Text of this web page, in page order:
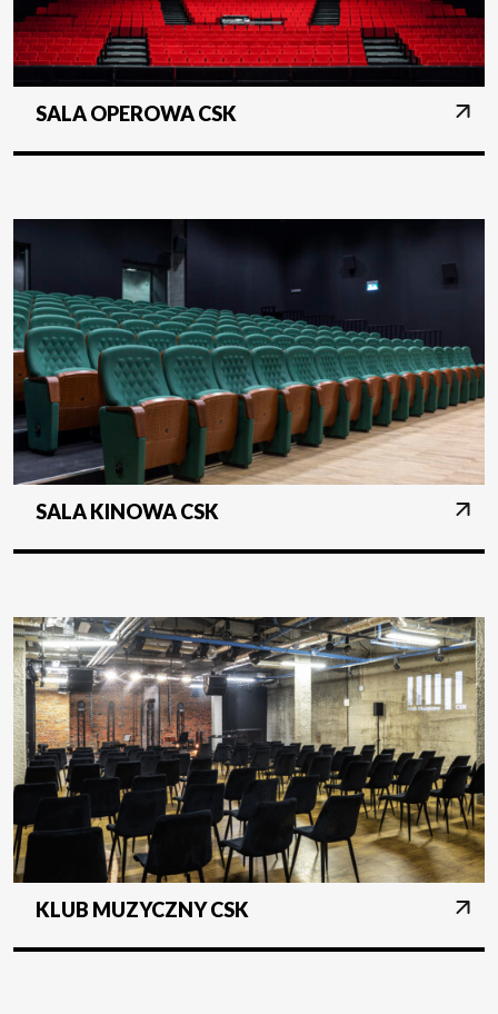
SALA OPEROWA CSK
SALA KINOWA CSK
KLUB MUZYCZNY CSK